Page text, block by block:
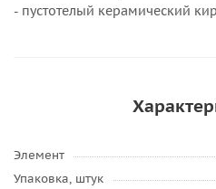
- пустотелый керамический
Элемент
Упаковка, штук